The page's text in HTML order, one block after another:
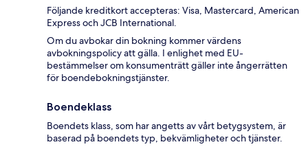
Följande kreditkort accepteras: Visa, Mastercard, American
Express och JCB International.
Om du avbokar din bokning kommer värdens
avbokningspolicy att gälla. I enlighet med EU-
bestämmelser om konsumenträtt gäller inte ångerrätten
för boendebokningstjänster.
Boendeklass
Boendets klass, som har angetts av vårt betygsystem, är
baserad på boendets typ, bekvämligheter och tjänster.